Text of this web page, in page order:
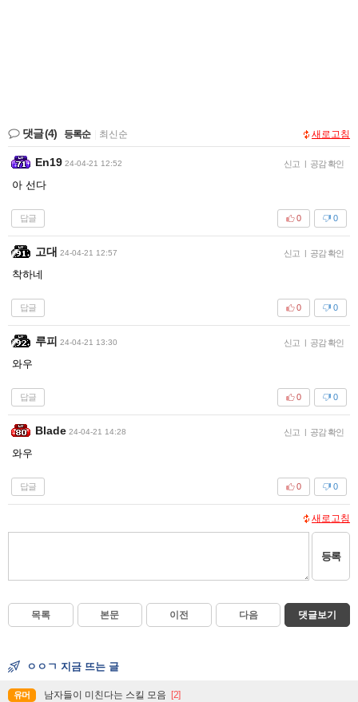
댓글(4) 등록순 최신순 새로고침
En19 24-04-21 12:52 신고 | 공감 확인
아 선다
답글 0
0
고대 24-04-21 12:57 신고 | 공감 확인
착하네
답글 0
0
루피 24-04-21 13:30 신고 | 공감 확인
와우
답글 0
0
Blade 24-04-21 14:28 신고 | 공감 확인
와우
답글 0
0
새로고침
등록
목록 본문 이전 다음 댓글보기
ㅇㅇㄱ 지금 뜨는 글
유머 남자들이 미친다는 스킬 모음 [2]